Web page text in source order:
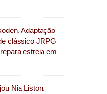
Adaptação
clássico JRPG
estreia em
Nia Liston.